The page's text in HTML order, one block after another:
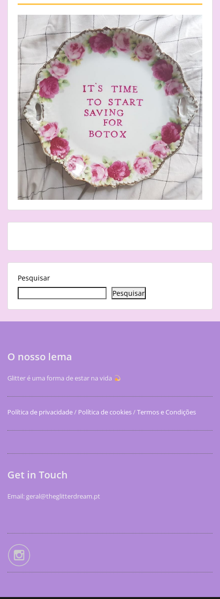
Pesquisar
Pesquisar
O nosso lema
Glitter é uma forma de estar na vida
Política de privacidade/ Política de cookies/Termos e Condições
Get in Touch
Email: geral@theglitterdream.pt